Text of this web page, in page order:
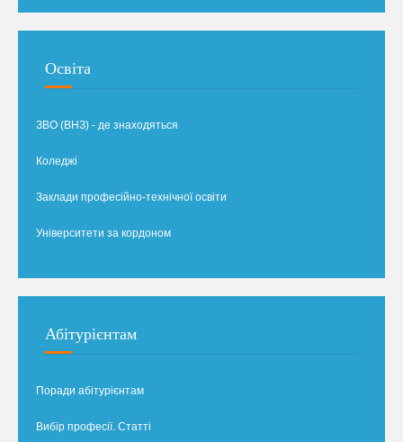
Освіта
ЗВО (ВНЗ) - де знаходяться
Коледжі
Заклади професійно-технічної освіти
Університети за кордоном
Абітурієнтам
Поради абітурієнтам
Вибір професії. Статті